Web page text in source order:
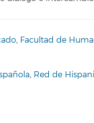
, Facultad de
, Red de